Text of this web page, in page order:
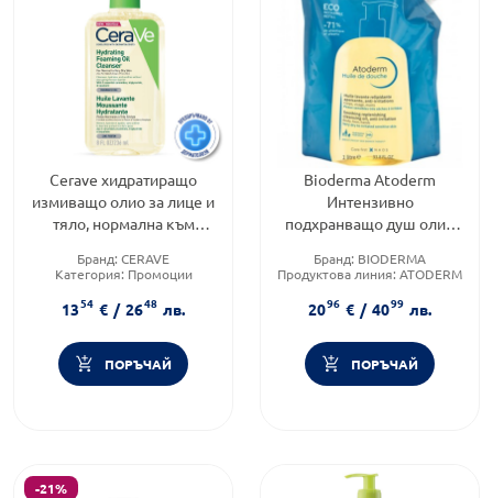
Cerave хидратиращо
измиващо олио за лице и
тяло, нормална към
236мл.773430
Бранд: CERAVE
Категория: Промоции
1354 € / 2648 лв.
ПОРЪЧАЙ
Bioderma Atoderm
Интензивно
подхранващо душ олио
кожа рефил 1л
Бранд: BIODERMA
Продуктова линия: ATODERM
олио
2096 € / 4099 лв.
ПОРЪЧАЙ
-21%